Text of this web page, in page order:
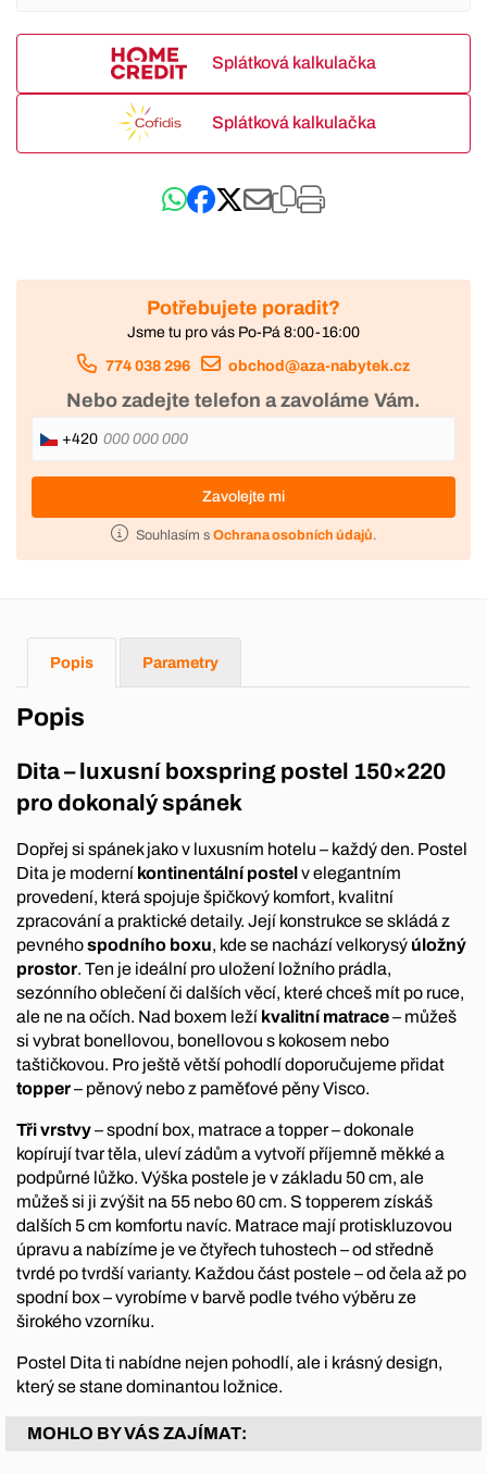
Splátková kalkulačka
Splátková kalkulačka
Potřebujete poradit?
Jsme tu pro vás Po-Pá 8:00-16:00
774 038 296 obchod@aza-nabytek.cz
Nebo zadejte telefon a zavoláme Vám.
+420
Zavolejte mi
Souhlasím s Ochrana osobních údajů.
Popis Parametry
Popis
Dita – luxusní boxspring postel 150×220
pro dokonalý spánek
Dopřej si spánek jako v luxusním hotelu – každý den. Postel
Dita je moderní kontinentální postelv elegantním
provedení, která spojuje špičkový komfort, kvalitní
zpracování a praktické detaily. Její konstrukce se skládá z
pevnéhospodního boxu, kde se nachází velkorysý úložný
prostor. Ten je ideální pro uložení ložního prádla,
sezónního oblečení či dalších věcí, které chceš mít po ruce,
ale ne na očích. Nad boxem leží kvalitní matrace– můžeš
si vybrat bonellovou, bonellovou s kokosem nebo
taštičkovou. Pro ještě větší pohodlí doporučujeme přidat
topper– pěnový nebo z paměťové pěny Visco.
Tři vrstvy– spodní box, matrace a topper – dokonale
kopírují tvar těla, uleví zádům a vytvoří příjemně měkké a
podpůrné lůžko. Výška postele je v základu 50 cm, ale
můžeš si ji zvýšit na 55 nebo 60 cm. S topperem získáš
dalších 5 cm komfortu navíc. Matrace mají protiskluzovou
úpravu a nabízíme je ve čtyřech tuhostech – od středně
tvrdé po tvrdší varianty. Každou část postele – od čela až po
spodní box – vyrobíme v barvě podle tvého výběru ze
širokého vzorníku.
Postel Dita ti nabídne nejen pohodlí, ale i krásný design,
který se stane dominantou ložnice.
MOHLO BY VÁS ZAJÍMAT: